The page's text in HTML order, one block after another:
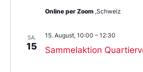
Online per Zoom ,Schweiz
SA.
15 Sammelaktion
15. August, 10:00 – 12:30